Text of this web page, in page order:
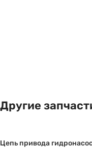
Другие
Цепь привода